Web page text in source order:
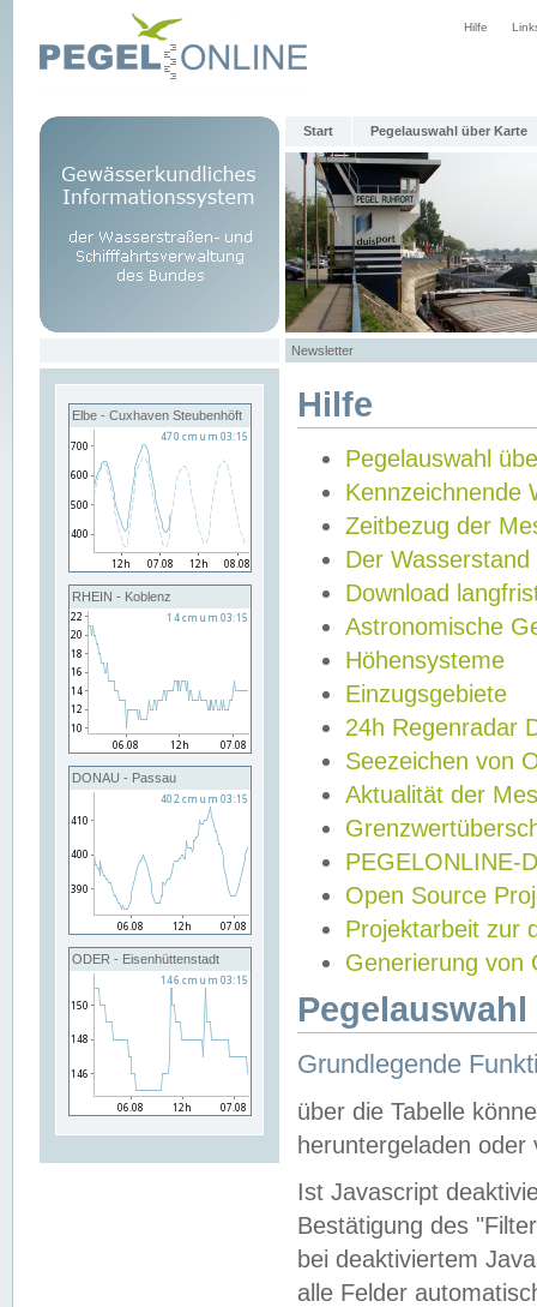
Hilfe
Start Pegelauswahl über Karte
Newsletter
Elbe - Cuxhaven Steubenhöft
RHEIN - Koblenz
DONAU - Passau
ODER - Eisenhüttenstadt
Hilfe
Pegelauswahl
Kennzeichnende
Zeitbezug der
Der Wasserstand
Download
Astronomische
Höhensysteme
Einzugsgebiete
24h Regenradar
Seezeichen von
Aktualität der
PEGELONLINE-
Open Source
Projektarbeit zur
Generierung von
Grundlegende
über die Tabelle
heruntergeladen oder
Ist Javascript
Bestätigung des
bei deaktiviertem
alle Felder